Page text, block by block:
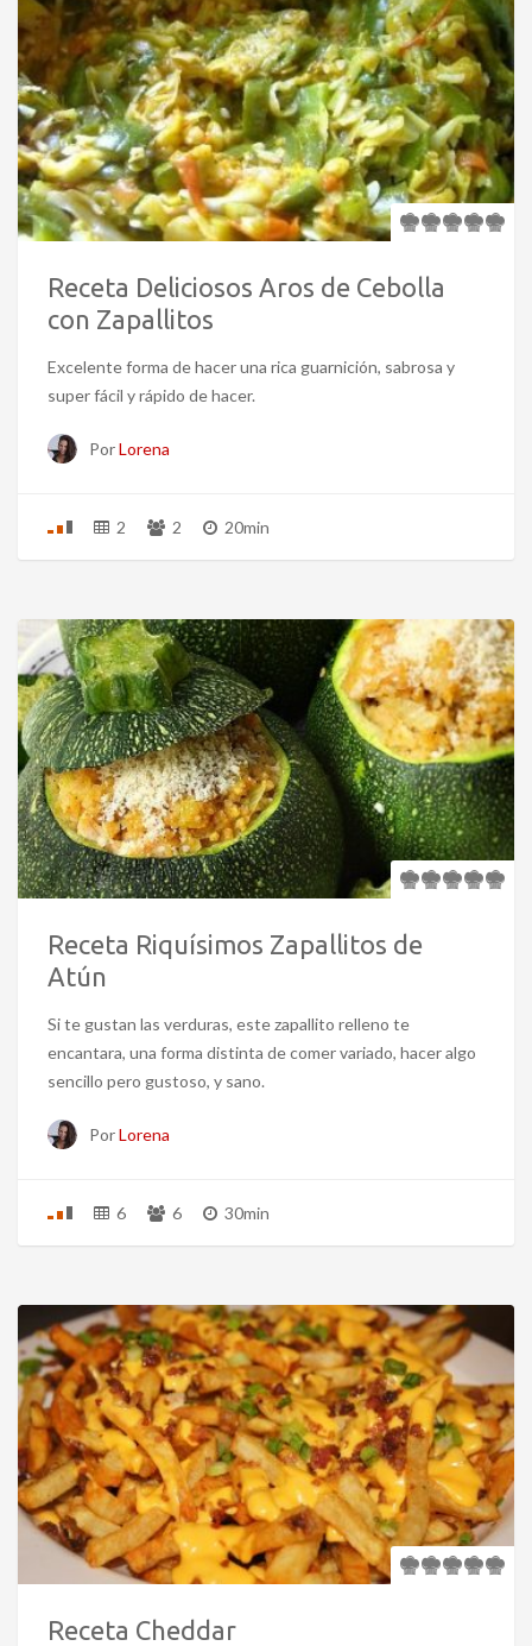
Receta Deliciosos Aros de Cebolla
con Zapallitos
Excelente forma de hacer una rica guarnición, sabrosa y
super fácil y rápido de hacer.
PorLorena
2 2 20min
Receta Riquísimos Zapallitos de
Atún
Si te gustan las verduras, este zapallito relleno te
encantara, una forma distinta de comer variado, hacer algo
sencillo pero gustoso, y sano.
PorLorena
6 6 30min
Receta Cheddar